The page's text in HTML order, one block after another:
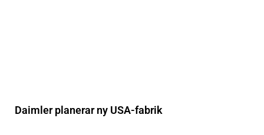
Daimler planerar ny USA-fabrik